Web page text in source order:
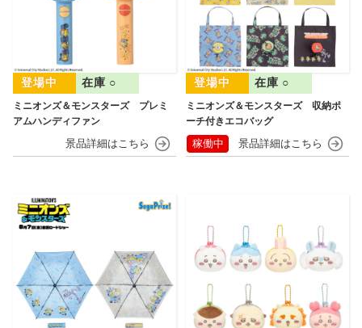
ミニオンズ＆モンスターズ プレミ
アムハンディファン
在庫 ○
ミニオンズ＆モンスターズ 収納ポ
ーチ付きエコバッグ
在庫 ○
稼働中